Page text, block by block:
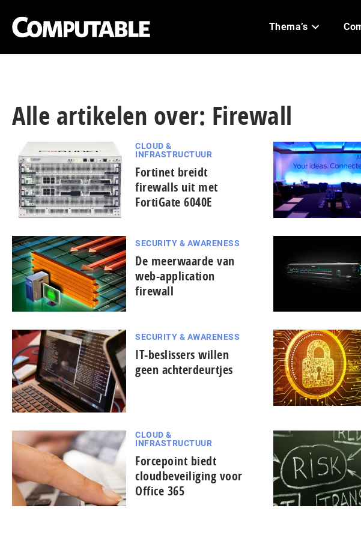
Thema’s
Alle artikelen over: Firewall
CLOUD &
INFRASTRUCTUUR
Fortinet breidt
firewalls uit met
FortiGate 6040E
SECURITY & AWARENESS
De meerwaarde van
web-application
firewall
SECURITY & AWARENESS
IT-beslissers willen
geen achterdeurtjes
CLOUD &
INFRASTRUCTUUR
Forcepoint biedt
cloudbeveiliging voor
Office 365
pagina